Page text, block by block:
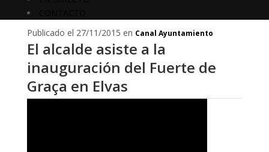
Publicado el 27/11/2015 en Canal Ayuntamiento
El alcalde asiste a la
inauguración del Fuerte de
Graça en Elvas